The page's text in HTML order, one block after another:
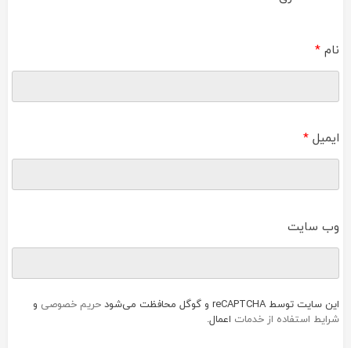
نام *
ایمیل *
وب‌ سایت
این سایت توسط reCAPTCHA و گوگل محافظت می‌شود حریم خصوصی و
شرایط استفاده از خدمات اعمال.